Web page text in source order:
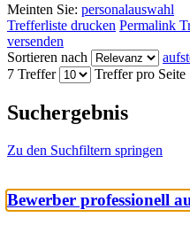
Meinten Sie: personalauswahl
Trefferliste drucken Permalink
versenden
Sortieren nach
7 Treffer
Treffer pro Seite
Suchergebnis
Zu den Suchfiltern springen
Bewerber professionell